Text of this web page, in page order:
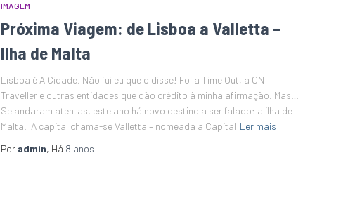
IMAGEM
Próxima Viagem: de Lisboa a Valletta –
Ilha de Malta
Lisboa é A Cidade. Não fui eu que o disse! Foi a Time Out, a CN
Traveller e outras entidades que dão crédito à minha afirmação. Mas…
Se andaram atentas, este ano há novo destino a ser falado: a ilha de
Malta. A capital chama-se Valletta – nomeada a Capital Ler mais
Por admin, Há 8 anos